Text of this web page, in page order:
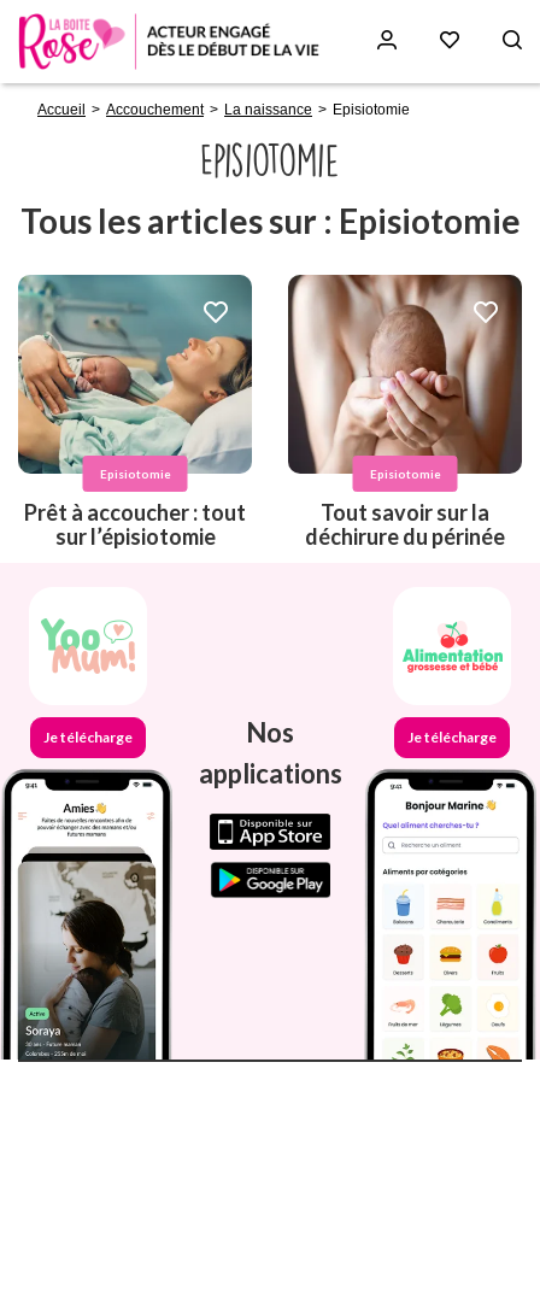
d'Ariane
Accueil Accouchement La naissance Episiotomie
Episiotomie
Tous les articles sur : Episiotomie
Episiotomie
Prêt à accoucher : tout
sur l’épisiotomie
Episiotomie
Tout savoir sur la
déchirure du périnée
Je télécharge
Nos
applications
Je télécharge